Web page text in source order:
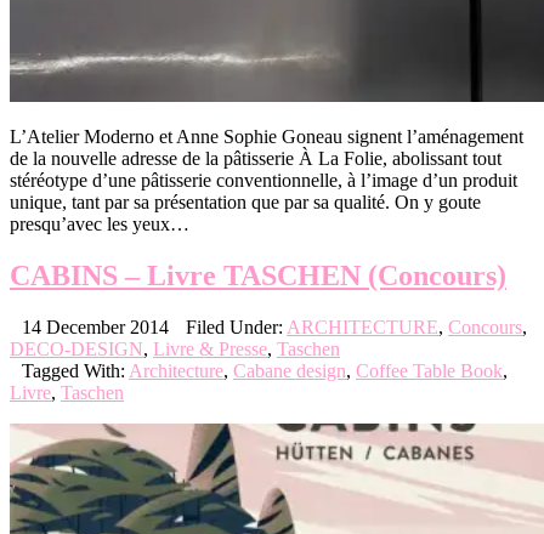
L’Atelier Moderno et Anne Sophie Goneau signent l’aménagement
de la nouvelle adresse de la pâtisserie À La Folie, abolissant tout
stéréotype d’une pâtisserie conventionnelle, à l’image d’un produit
unique, tant par sa présentation que par sa qualité. On y goute
presqu’avec les yeux…
CABINS – Livre TASCHEN (Concours)
14 December 2014 Filed Under: ARCHITECTURE, Concours,
DECO-DESIGN, Livre & Presse, Taschen
Tagged With: Architecture, Cabane design, Coffee Table Book,
Livre, Taschen